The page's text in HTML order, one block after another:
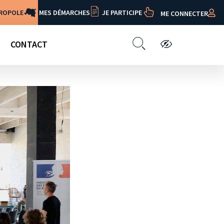
MES DÉMARCHES JE PARTICIPE ME CONNECTER
CONTACT